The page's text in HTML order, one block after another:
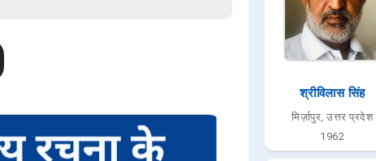
श्रीविलास सिंह
मिर्ज़ापुर, उत्तर प्रदेश
1962